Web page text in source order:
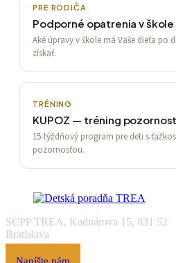
PRE RODIČA
Podporné opatrenia v škole
Aké úpravy v škole má Vaše dieťa po
získať.
TRÉNING
KUPOZ — tréning
15-týždňový program pre deti s
pozornosťou.
SCPP TREA, Kadnárova 15, 831 52
Bratislava